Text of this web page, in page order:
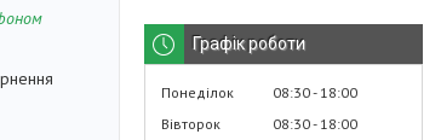
Графік роботи
Понеділок 08:30 18:00
Вівторок
08:30 18:00